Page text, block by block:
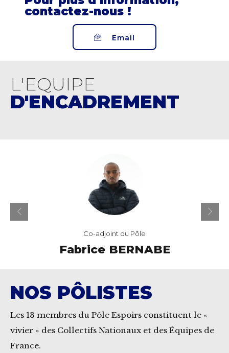
contactez-nous !
Email
L'EQUIPE
D'ENCADREMENT
BERNABE
NOS PÔLISTES
Les 13 membres du Pôle Espoirs constituent le «
vivier » des Collectifs Nationaux et des Équipes de
France.